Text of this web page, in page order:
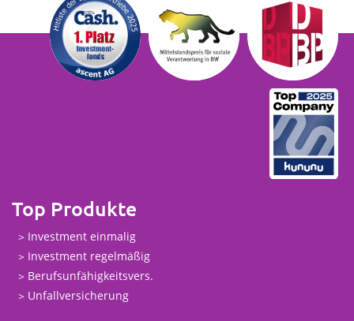
Top Produkte
Investment einmalig
Investment regelmäßig
Berufsunfähigkeitsvers.
Unfallversicherung